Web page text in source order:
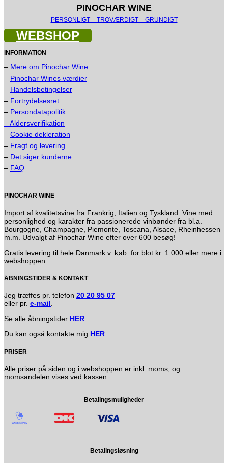
PINOCHAR WINE
PERSONLIGT – TROVÆRDIGT – GRUNDIGT
WEBSHOP
INFORMATION
– Mere om Pinochar Wine
– Pinochar Wines værdier
– Handelsbetingelser
– Fortrydelsesret
– Persondatapolitik
– Aldersverifikation
– Cookie dekleration
– Fragt og levering
– Det siger kunderne
– FAQ
PINOCHAR WINE
Import af kvalitetsvine fra Frankrig, Italien og Tyskland. Vine med
personlighed og karakter fra passionerede vinbønder fra bl.a.
Bourgogne, Champagne, Piemonte, Toscana, Alsace, Rheinhessen
m.m. Udvalgt af Pinochar Wine efter over 600 besøg!
Gratis levering til hele Danmark v. køb for blot kr. 1.000 eller mere i
webshoppen.
ÅBNINGSTIDER & KONTAKT
Jeg træffes pr. telefon 20 20 95 07
eller pr. e-mail.
Se alle åbningstider HER.
Du kan også kontakte mig HER.
PRISER
Alle priser på siden og i webshoppen er inkl. moms, og
momsandelen vises ved kassen.
Betalingsmuligheder
Betalingsløsning